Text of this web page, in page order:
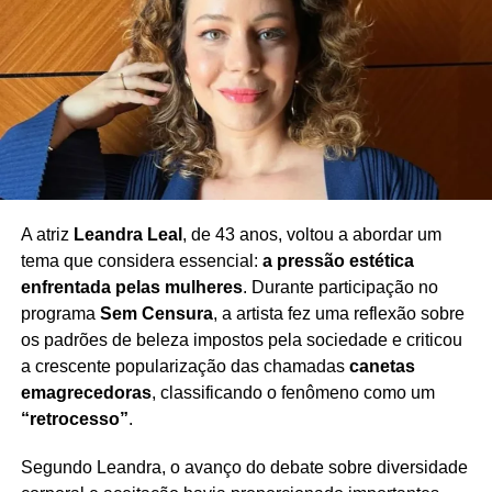
A atriz Leandra Leal , de 43 anos, voltou a abordar um
tema que considera essencial: a pressão estética
enfrentada pelas mulheres. Durante participação no
programa Sem Censura, a artista fez uma reflexão sobre
os padrões de beleza impostos pela sociedade e criticou
a crescente popularização das chamadas canetas
emagrecedoras, classificando o fenômeno como um
“retrocesso”.
Segundo Leandra, o avanço do debate sobre diversidade